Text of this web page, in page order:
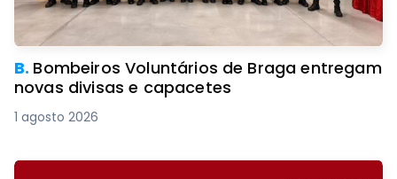
B. Bombeiros Voluntários de Braga entregam
novas divisas e capacetes
1 agosto 2026